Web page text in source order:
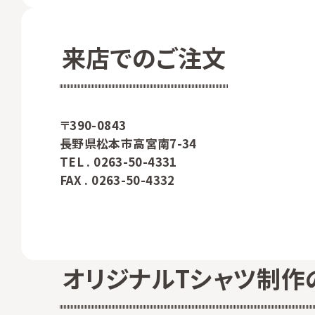
来店でのご注文
〒390-0843
長野県松本市高宮南7-34
TEL . 0263-50-4331
FAX . 0263-50-4332
オリジナルTシャツ制